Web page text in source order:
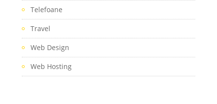
Telefoane
Travel
Web Design
Web Hosting